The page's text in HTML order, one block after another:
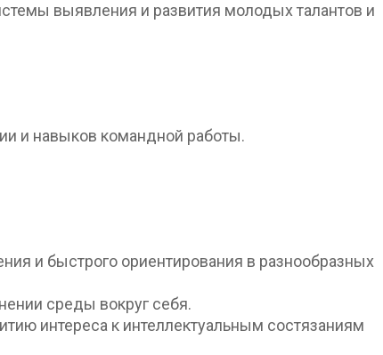
выявления и развития молодых талантов и
и навыков командной работы.
и быстрого ориентирования в разнообразных
среды вокруг себя.
интереса к интеллектуальным состязаниям